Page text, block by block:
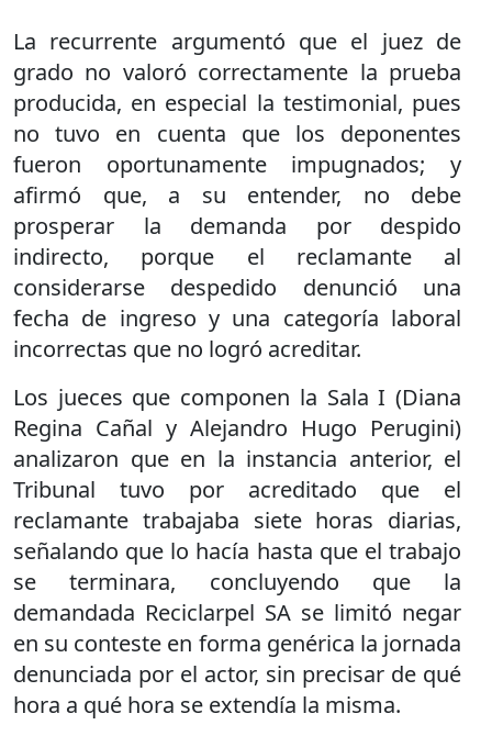
La recurrente argumentó que el juez de
grado no valoró correctamente la prueba
producida, en especial la testimonial, pues
no tuvo en cuenta que los deponentes
fueron oportunamente impugnados; y
afirmó que, a su entender, no debe
prosperar la demanda por despido
indirecto, porque el reclamante al
considerarse despedido denunció una
fecha de ingreso y una categoría laboral
incorrectas que no logró acreditar.
Los jueces que componen la Sala I (Diana
Regina Cañal y Alejandro Hugo Perugini)
analizaron que en la instancia anterior, el
Tribunal tuvo por acreditado que el
reclamante trabajaba siete horas diarias,
señalando que lo hacía hasta que el trabajo
se terminara, concluyendo que la
demandada Reciclarpel SA se limitó negar
en su conteste en forma genérica la jornada
denunciada por el actor, sin precisar de qué
hora a qué hora se extendía la misma.